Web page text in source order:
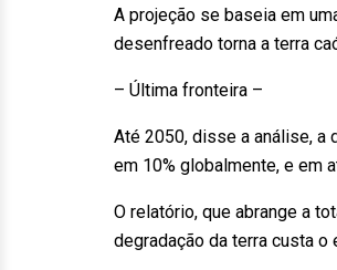
A projeção se baseia em
desenfreado torna a terra
– Última fronteira –
Até 2050, disse a análise, a
em 10% globalmente, e em
O relatório, que abrange a
degradação da terra custa o